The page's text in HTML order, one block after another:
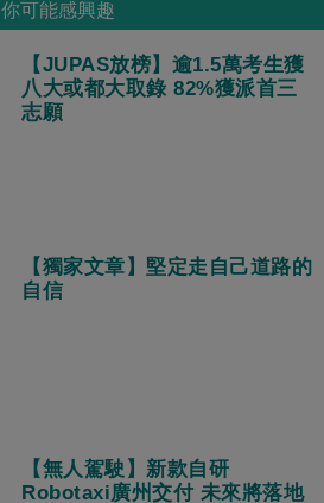
你可能感興趣
【JUPAS放榜】逾1.5萬考生獲
八大或都大取錄 82%獲派首三
志願
【獨家文章】堅定走自己道路的
自信
【無人駕駛】新款自研
Robotaxi廣州交付 未來將落地